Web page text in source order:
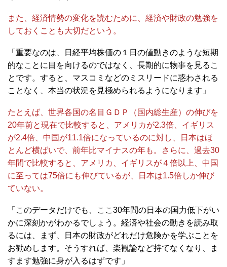
また、経済情勢の変化を読むために、経済や財政の勉強を
しておくことも大切だという。
「重要なのは、日経平均株価の１日の値動きのような短期
的なことに目を向けるのではなく、長期的に物事を見るこ
とです。すると、マスコミなどのミスリードに惑わされる
ことなく、本当の状況を見極められるようになります」
たとえば、世界各国の名目ＧＤＰ（国内総生産）の伸びを
20年前と現在で比較すると、アメリカが2.3倍、イギリス
が2.4倍、中国が11.1倍になっているのに対し、日本はほ
とんど横ばいで、前年比マイナスの年も。さらに、過去30
年間で比較すると、アメリカ、イギリスが４倍以上、中国
に至っては75倍にも伸びているが、日本は1.5倍しか伸び
ていない。
「このデータだけでも、ここ30年間の日本の国力低下がい
かに深刻かがわかるでしょう。経済や社会の動きを読み取
るには、まず、日本の財政がどれだけ危険かを学ぶことを
お勧めします。そうすれば、楽観論など持てなくなり、ま
すます勉強に身が入るはずです」